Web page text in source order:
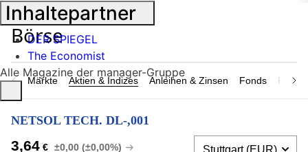
Märkte Aktien & Indizes Anleihen & Zinsen Fonds
NETSOL TECH. DL-,001
3,64 € ±0,00 (±0,00%)
Inhaltepartner
DER SPIEGEL
The Economist
Alle Magazine der manager-Gruppe